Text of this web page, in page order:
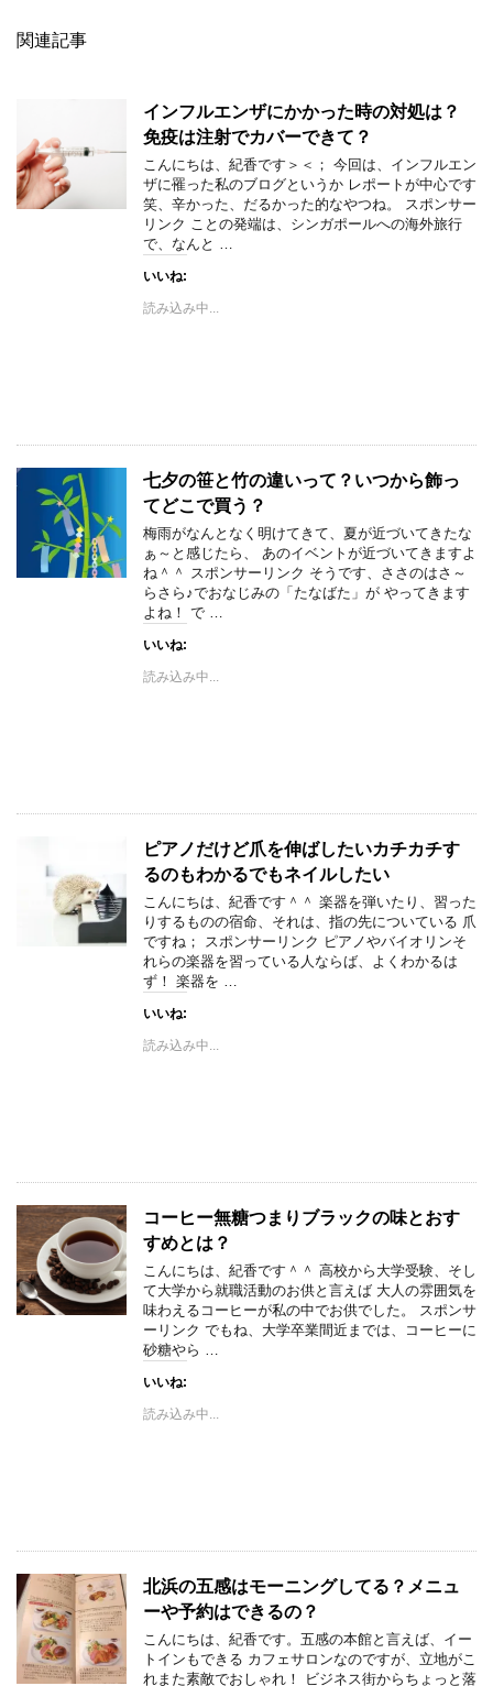
関連記事
インフルエンザにかかった時の対処は？
免疫は注射でカバーできて？
こんにちは、紀香です＞＜； 今回は、インフルエン
ザに罹った私のブログというか レポートが中心です
笑、辛かった、だるかった的なやつね。 スポンサー
リンク ことの発端は、シンガポールへの海外旅行
で、なんと …
いいね:
読み込み中...
七夕の笹と竹の違いって？いつから飾っ
てどこで買う？
梅雨がなんとなく明けてきて、夏が近づいてきたな
ぁ～と感じたら、 あのイベントが近づいてきますよ
ね＾＾ スポンサーリンク そうです、ささのはさ～
らさら♪でおなじみの「たなばた」が やってきます
よね！ で …
いいね:
読み込み中...
ピアノだけど爪を伸ばしたいカチカチす
るのもわかるでもネイルしたい
こんにちは、紀香です＾＾ 楽器を弾いたり、習った
りするものの宿命、それは、指の先についている 爪
ですね； スポンサーリンク ピアノやバイオリンそ
れらの楽器を習っている人ならば、よくわかるは
ず！ 楽器を …
いいね:
読み込み中...
コーヒー無糖つまりブラックの味とおす
すめとは？
こんにちは、紀香です＾＾ 高校から大学受験、そし
て大学から就職活動のお供と言えば 大人の雰囲気を
味わえるコーヒーが私の中でお供でした。 スポンサ
ーリンク でもね、大学卒業間近までは、コーヒーに
砂糖やら …
いいね:
読み込み中...
北浜の五感はモーニングしてる？メニュ
ーや予約はできるの？
こんにちは、紀香です。五感の本館と言えば、イー
トインもできる カフェサロンなのですが、立地がこ
れまた素敵でおしゃれ！ ビジネス街からちょっと落